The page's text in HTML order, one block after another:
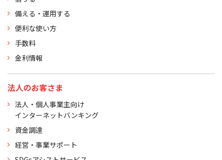
備える・運用する
便利な使い方
手数料
金利情報
法人のお客さま
法人・個人事業主向け
インターネットバンキング
資金調達
経営・事業サポート